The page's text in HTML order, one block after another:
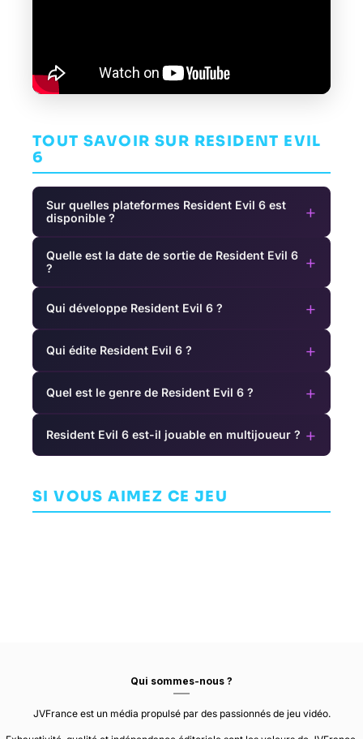
TOUT SAVOIR SUR RESIDENT EVIL
6
Sur quelles plateformes Resident Evil 6 est
disponible ?
+
Quelle est la date de sortie de Resident Evil 6
?
+
Qui développe Resident Evil 6 ? +
Qui édite Resident Evil 6 ? +
Quel est le genre de Resident Evil 6 ? +
Resident Evil 6 est-il jouable en multijoueur ? +
SI VOUS AIMEZ CE JEU
NINE DOTS
AVENTURE
Qui sommes-nous ?
JVFrance est un média propulsé par des passionnés de jeu vidéo.